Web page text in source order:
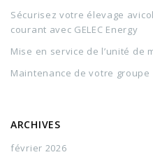
Sécurisez votre élevage
courant avec GELEC Energy
Mise en service de l’unité de
Maintenance de votre
ARCHIVES
février 2026